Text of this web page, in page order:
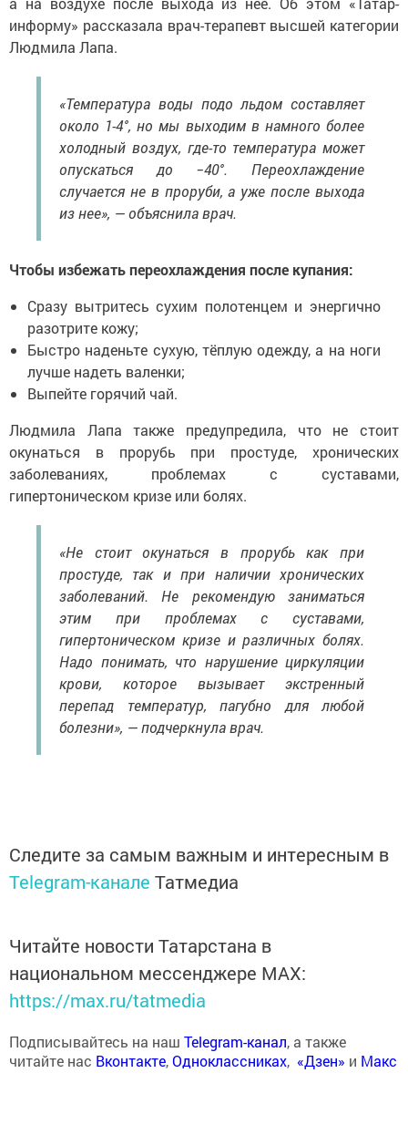
информу» рассказала врач-терапевт высшей категории
Людмила Лапа.
«Температура воды подо льдом составляет
около 1-4°, но мы выходим в намного более
холодный воздух, где-то температура может
опускаться до −40°. Переохлаждение
случается не в проруби, а уже после выхода
из нее», — объяснила врач.
Чтобы избежать переохлаждения после купания:
Сразу вытритесь сухим полотенцем и энергично
разотрите кожу;
Быстро наденьте сухую, тёплую одежду, а на ноги
лучше надеть валенки;
Выпейте горячий чай.
Людмила Лапа также предупредила, что не стоит
окунаться в прорубь при простуде, хронических
заболеваниях, проблемах с суставами,
гипертоническом кризе или болях.
«Не стоит окунаться в прорубь как при
простуде, так и при наличии хронических
заболеваний. Не рекомендую заниматься
этим при проблемах с суставами,
гипертоническом кризе и различных болях.
Надо понимать, что нарушение циркуляции
крови, которое вызывает экстренный
перепад температур, пагубно для любой
болезни», — подчеркнула врач.
Следите за самым важным и интересным в
Telegram-канале Татмедиа
Читайте новости Татарстана в
национальном мессенджере MАХ:
https://max.ru/tatmedia
Подписывайтесь на наш Telegram-канал, а также
читайте нас Вконтакте,Одноклассниках, «Дзен» и Макс